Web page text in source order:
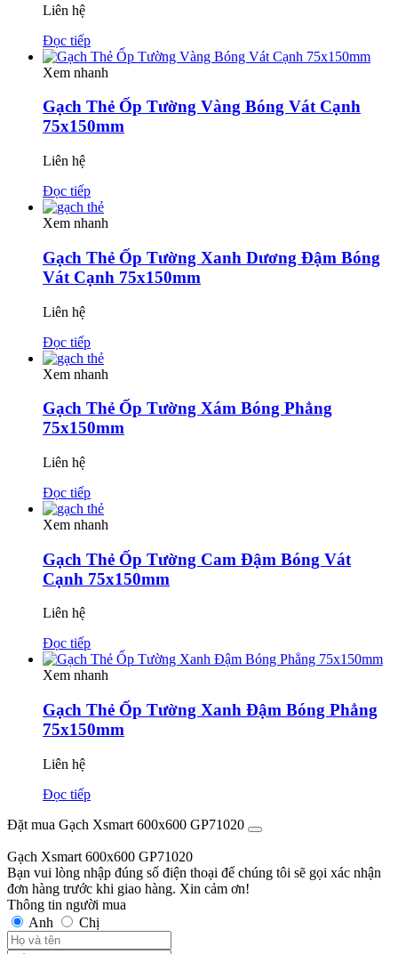
Liên hệ
Đọc tiếp
Xem nhanh
Gạch Thẻ Ốp Tường Vàng Bóng Vát Cạnh
75x150mm
Liên hệ
Đọc tiếp
Xem nhanh
Gạch Thẻ Ốp Tường Xanh Dương Đậm Bóng
Vát Cạnh 75x150mm
Liên hệ
Đọc tiếp
Xem nhanh
Gạch Thẻ Ốp Tường Xám Bóng Phẳng
75x150mm
Liên hệ
Đọc tiếp
Xem nhanh
Gạch Thẻ Ốp Tường Cam Đậm Bóng Vát
Cạnh 75x150mm
Liên hệ
Đọc tiếp
Xem nhanh
Gạch Thẻ Ốp Tường Xanh Đậm Bóng Phẳng
75x150mm
Liên hệ
Đọc tiếp
Đặt mua Gạch Xsmart 600x600 GP71020
Gạch Xsmart 600x600 GP71020
Bạn vui lòng nhập đúng số điện thoại để chúng tôi sẽ gọi xác nhận
đơn hàng trước khi giao hàng. Xin cảm ơn!
Thông tin người mua
Anh
Chị